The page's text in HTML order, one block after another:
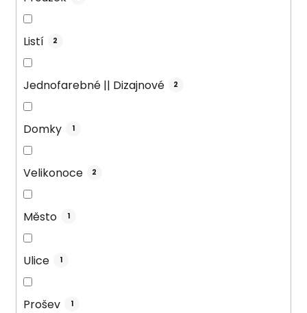
Listí 2
Jednofarebné || Dizajnové 2
Domky 1
Velikonoce 2
Město 1
Ulice 1
Prošev 1